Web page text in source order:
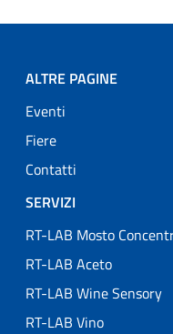
ALTRE PAGINE
Eventi
Fiere
Contatti
SERVIZI
RT-LAB Mosto
RT-LAB Aceto
RT-LAB Wine Sensory
RT-LAB Vino